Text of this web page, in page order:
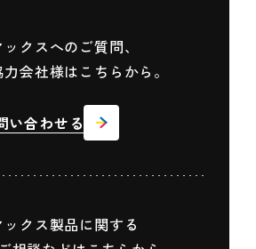
クスへのご質問、
会社様はこちらから。
い合わせる
ックス製品に関する